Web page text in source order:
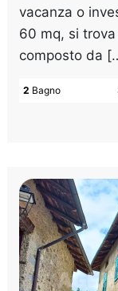
vacanza o
60 mq, si
composto da
2 Bagno